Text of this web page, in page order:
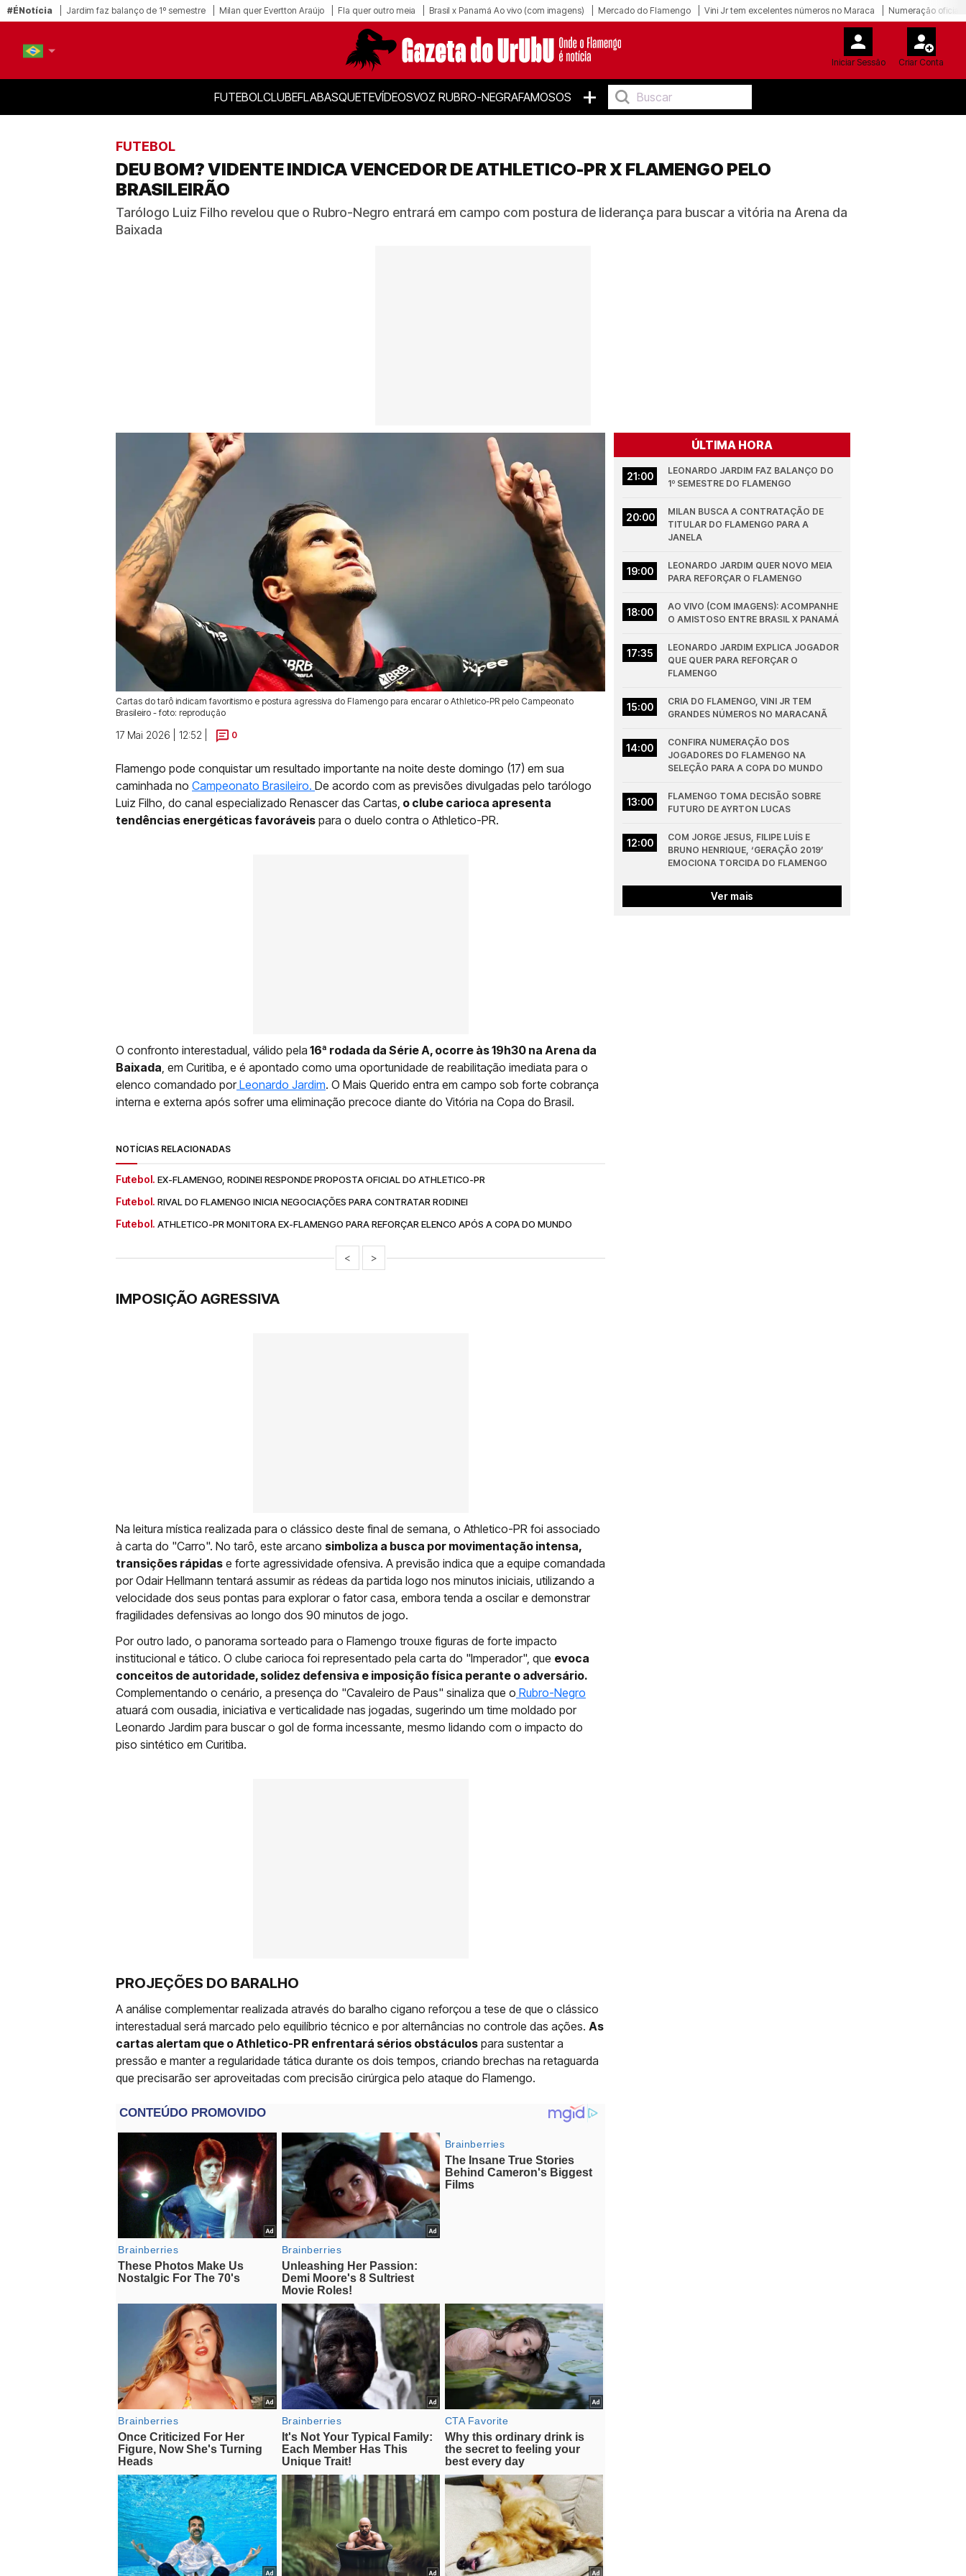
#ÉNotícia Jardim faz balanço de 1º semestre Milan quer Evertton Araújo Fla quer outro meia Brasil x Panamá Ao vivo (com imagens) Mercado do Flamengo Vini Jr tem excelentes números no Maraca Numeração oficial
Iniciar Sessão Criar Conta
FUTEBOLCLUBEFLABASQUETEVÍDEOSVOZ RUBRO-NEGRAFAMOSOS +
FUTEBOL
DEU BOM? VIDENTE INDICA VENCEDOR DE ATHLETICO-PR X FLAMENGO PELO
BRASILEIRÃO
Tarólogo Luiz Filho revelou que o Rubro-Negro entrará em campo com postura de liderança para buscar a vitória na Arena da
Baixada
Cartas do tarô indicam favoritismo e postura agressiva do Flamengo para encarar o Athletico-PR pelo Campeonato
Brasileiro - foto: reprodução
17 Mai 2026 | 12:52 | 0
Flamengo pode conquistar um resultado importante na noite deste domingo (17) em sua
caminhada no Campeonato Brasileiro. De acordo com as previsões divulgadas pelo tarólogo
Luiz Filho, do canal especializado Renascer das Cartas, o clube carioca apresenta
tendências energéticas favoráveis para o duelo contra o Athletico-PR.
O confronto interestadual, válido pela 16ª rodada da Série A, ocorre às 19h30 na Arena da
Baixada, em Curitiba, e é apontado como uma oportunidade de reabilitação imediata para o
elenco comandado porLeonardo Jardim. O Mais Querido entra em campo sob forte cobrança
interna e externa após sofrer uma eliminação precoce diante do Vitória na Copa do Brasil.
NOTÍCIAS RELACIONADAS
Futebol. EX-FLAMENGO, RODINEI RESPONDE PROPOSTA OFICIAL DO ATHLETICO-PR
Futebol. RIVAL DO FLAMENGO INICIA NEGOCIAÇÕES PARA CONTRATAR RODINEI
Futebol. ATHLETICO-PR MONITORA EX-FLAMENGO PARA REFORÇAR ELENCO APÓS A COPA DO MUNDO
< >
IMPOSIÇÃO AGRESSIVA
Na leitura mística realizada para o clássico deste final de semana, o Athletico-PR foi associado
à carta do "Carro". No tarô, este arcano simboliza a busca por movimentação intensa,
transições rápidas e forte agressividade ofensiva. A previsão indica que a equipe comandada
por Odair Hellmann tentará assumir as rédeas da partida logo nos minutos iniciais, utilizando a
velocidade dos seus pontas para explorar o fator casa, embora tenda a oscilar e demonstrar
fragilidades defensivas ao longo dos 90 minutos de jogo.
Por outro lado, o panorama sorteado para o Flamengo trouxe figuras de forte impacto
institucional e tático. O clube carioca foi representado pela carta do "Imperador", que evoca
conceitos de autoridade, solidez defensiva e imposição física perante o adversário.
Complementando o cenário, a presença do "Cavaleiro de Paus" sinaliza que o Rubro-Negro
atuará com ousadia, iniciativa e verticalidade nas jogadas, sugerindo um time moldado por
Leonardo Jardim para buscar o gol de forma incessante, mesmo lidando com o impacto do
piso sintético em Curitiba.
PROJEÇÕES DO BARALHO
A análise complementar realizada através do baralho cigano reforçou a tese de que o clássico
interestadual será marcado pelo equilíbrio técnico e por alternâncias no controle das ações. As
cartas alertam que o Athletico-PR enfrentará sérios obstáculos para sustentar a
pressão e manter a regularidade tática durante os dois tempos, criando brechas na retaguarda
que precisarão ser aproveitadas com precisão cirúrgica pelo ataque do Flamengo.
ÚLTIMA HORA
21:00
LEONARDO JARDIM FAZ BALANÇO DO
1º SEMESTRE DO FLAMENGO
20:00
MILAN BUSCA A CONTRATAÇÃO DE
TITULAR DO FLAMENGO PARA A
JANELA
19:00
LEONARDO JARDIM QUER NOVO MEIA
PARA REFORÇAR O FLAMENGO
18:00
AO VIVO (COM IMAGENS): ACOMPANHE
O AMISTOSO ENTRE BRASIL X PANAMÁ
17:35
LEONARDO JARDIM EXPLICA JOGADOR
QUE QUER PARA REFORÇAR O
FLAMENGO
15:00
CRIA DO FLAMENGO, VINI JR TEM
GRANDES NÚMEROS NO MARACANÃ
14:00
CONFIRA NUMERAÇÃO DOS
JOGADORES DO FLAMENGO NA
SELEÇÃO PARA A COPA DO MUNDO
13:00
FLAMENGO TOMA DECISÃO SOBRE
FUTURO DE AYRTON LUCAS
12:00
COM JORGE JESUS, FILIPE LUÍS E
BRUNO HENRIQUE, ‘GERAÇÃO 2019’
EMOCIONA TORCIDA DO FLAMENGO
Ver mais